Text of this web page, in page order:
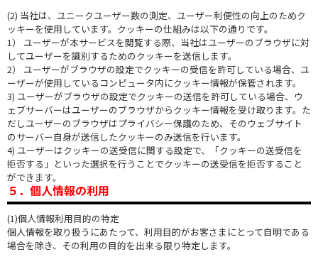
(2) 当社は、ユニークユーザー数の測定、ユーザー利便性の向上のためク
ッキーを使用しています。クッキーの仕組みは以下の通りです。
1） ユーザーが本サービスを閲覧する際、当社はユーザーのブラウザに対
してユーザーを識別するためのクッキーを送信します。
2） ユーザーがブラウザの設定でクッキーの受信を許可している場合、ユ
ーザーが使用しているコンピュータ内にクッキー情報が保管されます。
3) ユーザーがブラウザの設定でクッキーの送信を許可している場合、ウ
ェブサーバーはユーザーのブラウザからクッキー情報を受け取ります。た
だしユーザーのブラウザはプライバシー保護のため、そのウェブサイト
のサーバー自身が送信したクッキーのみ送信を行います。
4) ユーザーはクッキーの送受信に関する設定で、「クッキーの送受信を
拒否する」といった選択を行うことでクッキーの送受信を拒否すること
ができます。
５．個人情報の利用
(1)個人情報利用目的の特定
個人情報を取り扱うにあたって、利用目的がお客さまにとって自明である
場合を除き、その利用の目的を出来る限り特定します。